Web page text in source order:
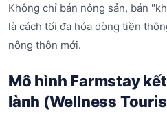
Không chỉ bán nông sản, bán
là cách tối đa hóa dòng tiền
nông thôn mới.
Mô hình Farmstay
lành (Wellness